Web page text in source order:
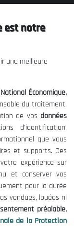
nous
à ce
est notre
une meilleure
Économique,
du traitement,
de vos données
d'identification,
que vous
et supports. Ces
expérience sur
et conserver vos
pour la durée
vendues, louées ni
préalable,
de la Protection